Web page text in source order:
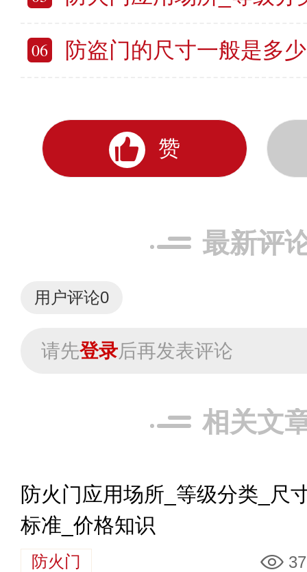
06 防盗门的尺寸一般是多
赞
最新评
用户评论0
请先登录后再发表评论
相关文
防火门应用场所_等级分类_尺
标准_价格知识
防火门